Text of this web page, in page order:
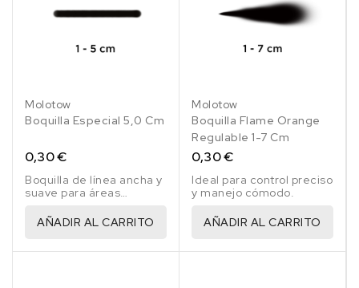
Molotow
Boquilla Especial 5,0 Cm
0,30 €
Boquilla de línea ancha y
suave para áreas
blanco/dorado
AÑADIR AL CARRITO
Molotow
Boquilla Flame Orange
Regulable 1-7 Cm
0,30 €
Ideal para control preciso
y manejo cómodo.
AÑADIR AL CARRITO